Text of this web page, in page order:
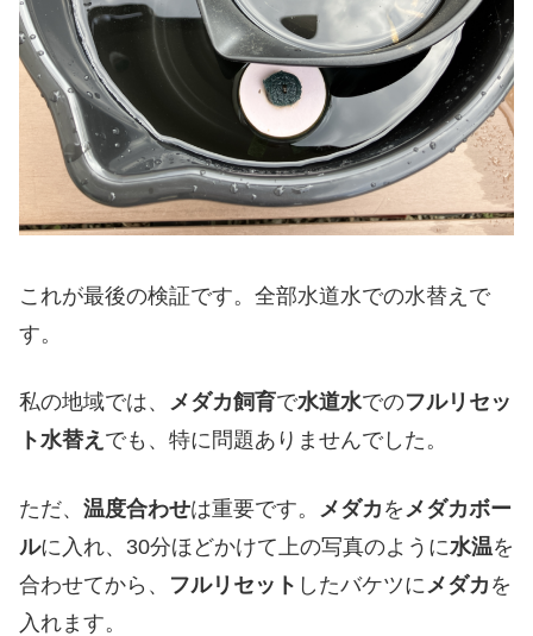
これが最後の検証です。全部水道水での水替えで
す。
私の地域では、 メダカ飼育で水道水でのフルリセッ
ト水替え でも、特に問題ありませんでした。
ただ、 温度合わせは重要です。 メダカ を メダカボー
ルに入れ、30分ほどかけて上の写真のように水温を
合わせてから、 フルリセット したバケツに メダカ を
入れます。